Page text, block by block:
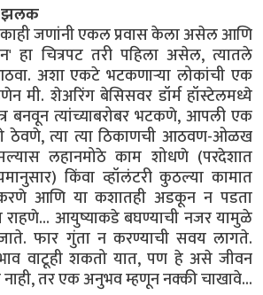
झलक
जणांनी एकल प्रवास केला असेल आणि
हा चित्रपट तरी पहिला असेल, त्यातले
अशा एकटे भटकणाऱ्या लोकांची एक
मी. शेअरिंग बेसिसवर डॉर्म हॉस्टेलमध्ये
बनवून त्यांच्याबरोबर भटकणे, आपली एक
ठेवणे, त्या त्या ठिकाणची आठवण-ओळख
लहानमोठे काम शोधणे (परदेशात
किंवा व्हॉलंटरी कुठल्या कामात
करणे आणि या कशातही अडकून न पडता
राहणे... आयुष्याकडे बघण्याची नजर यामुळे
फार गुंता न करण्याची सवय लागते.
वाटूही शकतो यात, पण हे असे जीवन
तर एक अनुभव म्हणून नक्की चाखावे...